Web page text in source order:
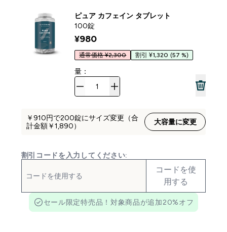
ピュア カフェイン タブレット
100錠
¥980‎
通常価格 ¥2,300 割引 ¥1,320 (57 %)
量：
￥910‎円で200錠にサイズ変更（合
計金額￥1,890‎）
大容量に変更
割引コードを入力してください:
コードを使
用する
セール限定特売品！対象商品が追加20%オフ